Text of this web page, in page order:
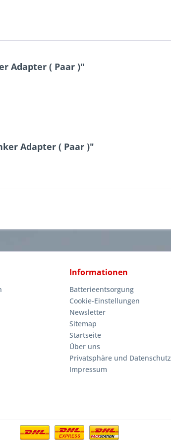
Adapter ( Paar )"
Adapter ( Paar )"
Informationen
Batterieentsorgung
Cookie-Einstellungen
Newsletter
Sitemap
Startseite
Über uns
Privatsphäre und Datenschutz
Impressum